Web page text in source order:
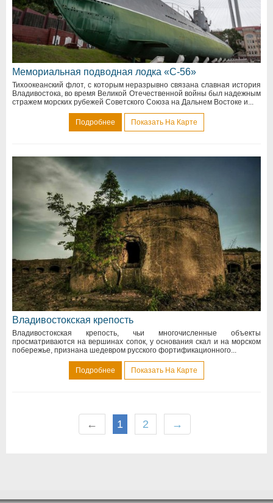
Мемориальная подводная лодка «С-56»
Тихоокеанский флот, с которым неразрывно связана славная история
Владивостока, во время Великой Отечественной войны был надежным
стражем морских рубежей Советского Союза на Дальнем Востоке и...
Подробнее Показать На Карте
Владивостокская крепость
Владивостокская крепость, чьи многочисленные объекты
просматриваются на вершинах сопок, у основания скал и на морском
побережье, признана шедевром русского фортификационного...
Подробнее Показать На Карте
← 1 2 →